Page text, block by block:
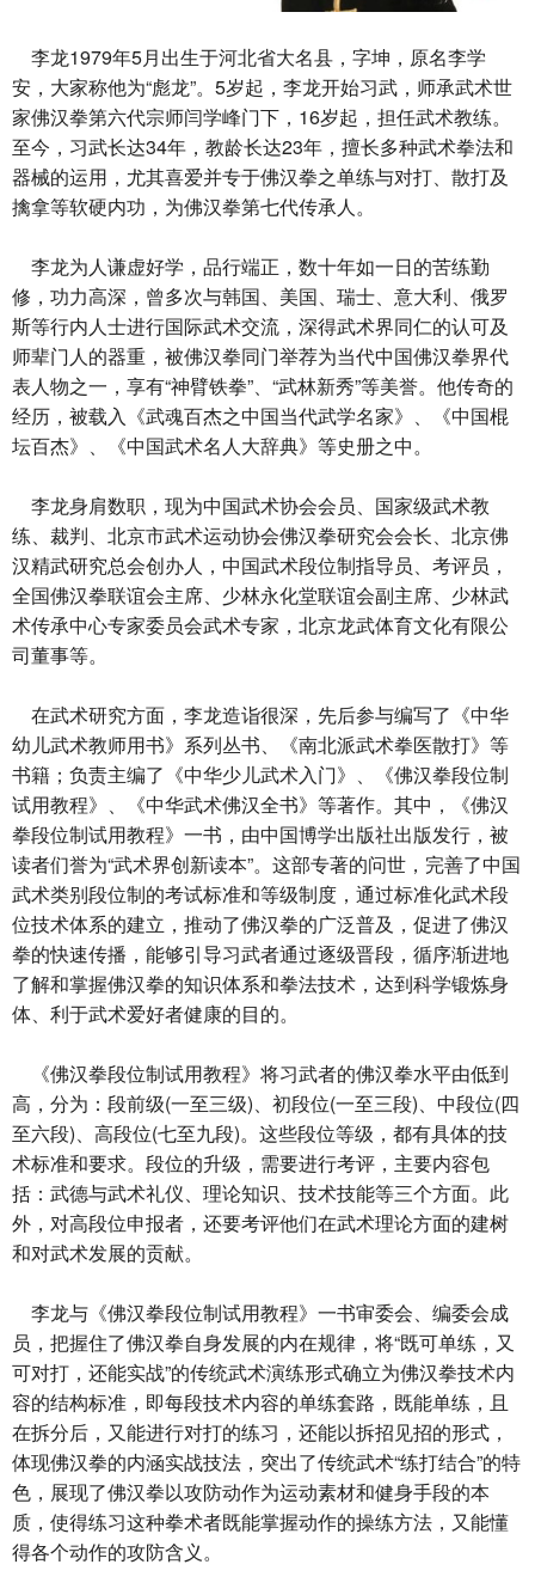
李龙1979年5月出生于河北省大名县，字坤，原名李学
安，大家称他为“彪龙”。5岁起，李龙开始习武，师承武术世
家佛汉拳第六代宗师闫学峰门下，16岁起，担任武术教练。
至今，习武长达34年，教龄长达23年，擅长多种武术拳法和
器械的运用，尤其喜爱并专于佛汉拳之单练与对打、散打及
擒拿等软硬内功，为佛汉拳第七代传承人。
李龙为人谦虚好学，品行端正，数十年如一日的苦练勤
修，功力高深，曾多次与韩国、美国、瑞士、意大利、俄罗
斯等行内人士进行国际武术交流，深得武术界同仁的认可及
师辈门人的器重，被佛汉拳同门举荐为当代中国佛汉拳界代
表人物之一，享有“神臂铁拳”、“武林新秀”等美誉。他传奇的
经历，被载入《武魂百杰之中国当代武学名家》、《中国棍
坛百杰》、《中国武术名人大辞典》等史册之中。
李龙身肩数职，现为中国武术协会会员、国家级武术教
练、裁判、北京市武术运动协会佛汉拳研究会会长、北京佛
汉精武研究总会创办人，中国武术段位制指导员、考评员，
全国佛汉拳联谊会主席、少林永化堂联谊会副主席、少林武
术传承中心专家委员会武术专家，北京龙武体育文化有限公
司董事等。
在武术研究方面，李龙造诣很深，先后参与编写了《中华
幼儿武术教师用书》系列丛书、《南北派武术拳医散打》等
书籍；负责主编了《中华少儿武术入门》、《佛汉拳段位制
试用教程》、《中华武术佛汉全书》等著作。其中，《佛汉
拳段位制试用教程》一书，由中国博学出版社出版发行，被
读者们誉为“武术界创新读本”。这部专著的问世，完善了中国
武术类别段位制的考试标准和等级制度，通过标准化武术段
位技术体系的建立，推动了佛汉拳的广泛普及，促进了佛汉
拳的快速传播，能够引导习武者通过逐级晋段，循序渐进地
了解和掌握佛汉拳的知识体系和拳法技术，达到科学锻炼身
体、利于武术爱好者健康的目的。
《佛汉拳段位制试用教程》将习武者的佛汉拳水平由低到
高，分为：段前级(一至三级)、初段位(一至三段)、中段位(四
至六段)、高段位(七至九段)。这些段位等级，都有具体的技
术标准和要求。段位的升级，需要进行考评，主要内容包
括：武德与武术礼仪、理论知识、技术技能等三个方面。此
外，对高段位申报者，还要考评他们在武术理论方面的建树
和对武术发展的贡献。
李龙与《佛汉拳段位制试用教程》一书审委会、编委会成
员，把握住了佛汉拳自身发展的内在规律，将“既可单练，又
可对打，还能实战”的传统武术演练形式确立为佛汉拳技术内
容的结构标准，即每段技术内容的单练套路，既能单练，且
在拆分后，又能进行对打的练习，还能以拆招见招的形式，
体现佛汉拳的内涵实战技法，突出了传统武术“练打结合”的特
色，展现了佛汉拳以攻防动作为运动素材和健身手段的本
质，使得练习这种拳术者既能掌握动作的操练方法，又能懂
得各个动作的攻防含义。